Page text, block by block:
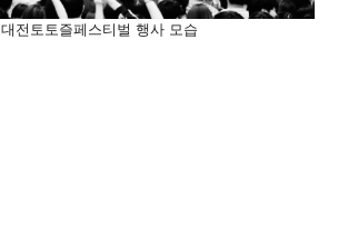
대전토토즐페스티벌 행사 모습